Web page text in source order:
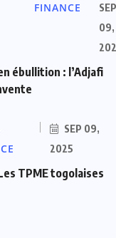
FINANCE
SEP
09,
ébullition : l’Adjafi
SEP 09,
2025
TPME togolaises